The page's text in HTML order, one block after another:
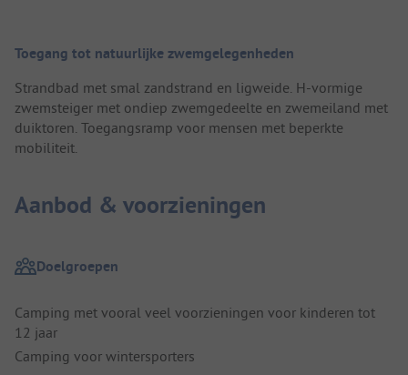
Toegang tot natuurlijke zwemgelegenheden
Strandbad met smal zandstrand en ligweide. H-vormige
zwemsteiger met ondiep zwemgedeelte en zwemeiland met
duiktoren. Toegangsramp voor mensen met beperkte
mobiliteit.
Aanbod & voorzieningen
Doelgroepen
Camping met vooral veel voorzieningen voor kinderen tot
12 jaar
Camping voor wintersporters